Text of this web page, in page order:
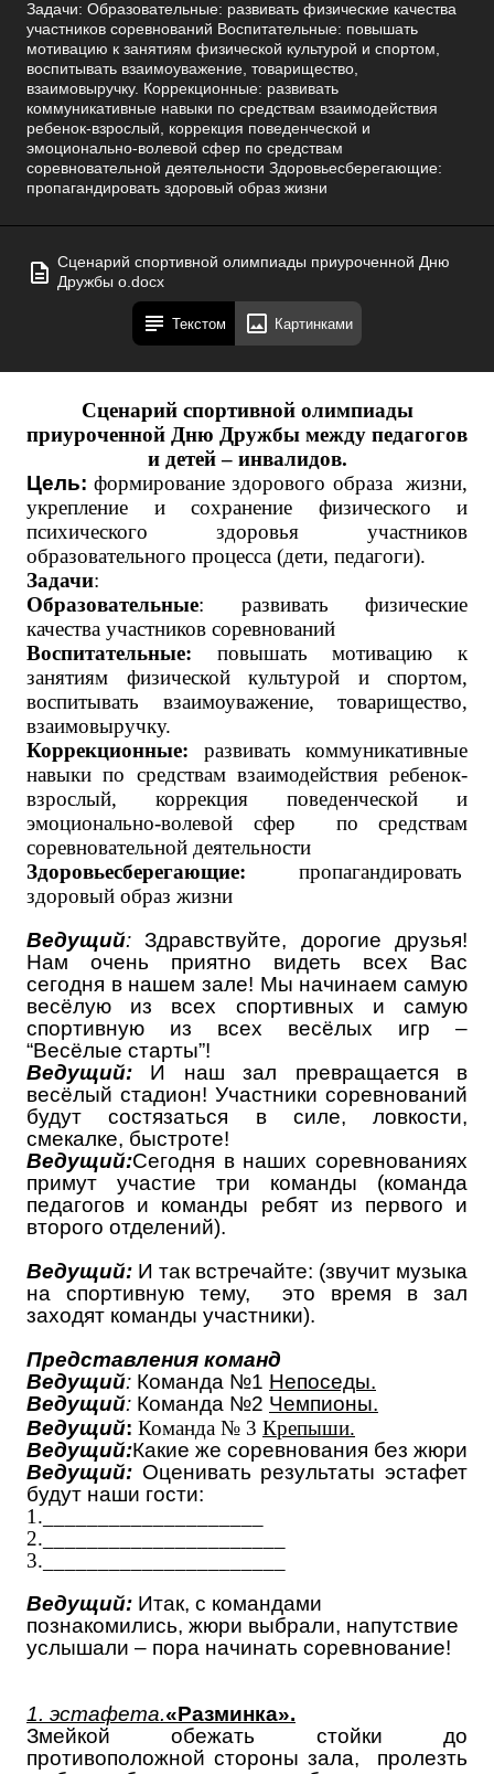
Задачи: Образовательные: развивать физические качества
участников соревнований Воспитательные: повышать
мотивацию к занятиям физической культурой и спортом,
воспитывать взаимоуважение, товарищество,
взаимовыручку. Коррекционные: развивать
коммуникативные навыки по средствам взаимодействия
ребенок-взрослый, коррекция поведенческой и
эмоционально-волевой сфер по средствам
соревновательной деятельности Здоровьесберегающие:
пропагандировать здоровый образ жизни
Сценарий спортивной олимпиады приуроченной Дню
Дружбы о.docx
Текстом Картинками
Сценарий спортивной олимпиады
приуроченной Дню Дружбы между педагогов
и детей – инвалидов.
Цель:формирование здорового образа жизни,
укрепление и сохранение физического и
психического здоровья участников
образовательного процесса (дети, педагоги).
Задачи:
Образовательные: развивать физические
качества участников соревнований
Воспитательные: повышать мотивацию к
занятиям физической культурой и спортом,
воспитывать взаимоуважение, товарищество,
взаимовыручку.
Коррекционные: развивать коммуникативные
навыки по средствам взаимодействия ребенок-
взрослый, коррекция поведенческой и
эмоционально-волевой сфер по средствам
соревновательной деятельности
Здоровьесберегающие: пропагандировать
здоровый образ жизни
Ведущий: Здравствуйте, дорогие друзья!
Нам очень приятно видеть всех Вас
сегодня в нашем зале! Мы начинаем самую
весёлую из всех спортивных и самую
спортивную из всех весёлых игр –
“Весёлые старты”!
Ведущий: И наш зал превращается в
весёлый стадион! Участники соревнований
будут состязаться в силе, ловкости,
смекалке, быстроте!
Ведущий:Сегодня в наших соревнованиях
примут участие три команды (команда
педагогов и команды ребят из первого и
второго отделений).
Ведущий: И так встречайте: (звучит музыка
на спортивную тему, это время в зал
заходят команды участники).
Представления команд
Ведущий: Команда №1 Непоседы.
Ведущий: Команда №2 Чемпионы.
Ведущий: Команда № 3 Крепыши.
Ведущий:Какие же соревнования без жюри
Ведущий: Оценивать результаты эстафет
будут наши гости:
1.____________________
2.______________________
3.______________________
Ведущий: Итак, с командами
познакомились, жюри выбрали, напутствие
услышали – пора начинать соревнование!
1. эстафета.«Разминка».
Змейкой обежать стойки до
противоположной стороны зала, пролезть